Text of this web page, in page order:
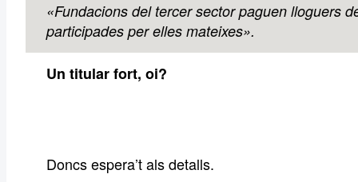
«Fundacions del tercer sector paguen lloguers
participades per elles mateixes».
Un titular fort, oi?
Doncs espera’t als detalls.